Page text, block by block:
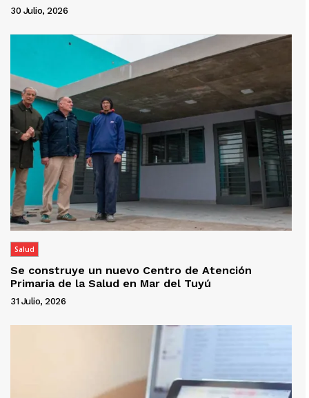
30 Julio, 2026
Salud
Se construye un nuevo Centro de Atención
Primaria de la Salud en Mar del Tuyú
31 Julio, 2026